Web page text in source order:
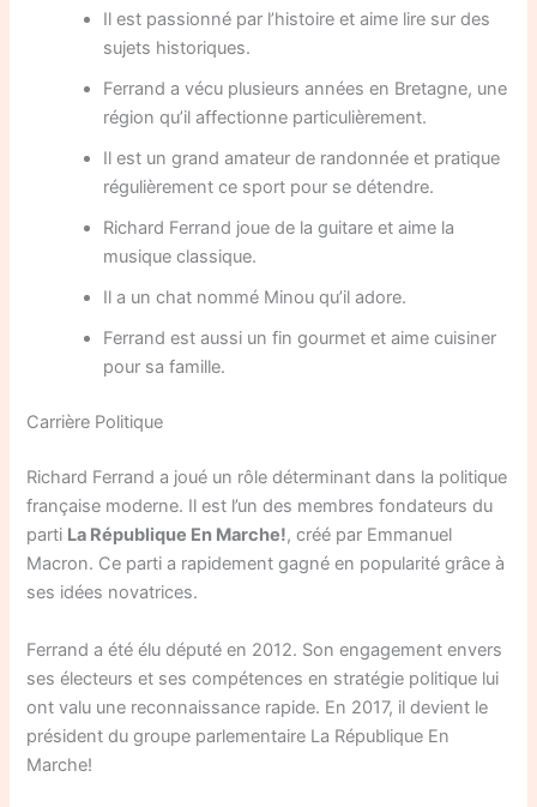
Il est passionné par l’histoire et aime lire sur des
sujets historiques.
Ferrand a vécu plusieurs années en Bretagne, une
région qu’il affectionne particulièrement.
Il est un grand amateur de randonnée et pratique
régulièrement ce sport pour se détendre.
Richard Ferrand joue de la guitare et aime la
musique classique.
Il a un chat nommé Minou qu’il adore.
Ferrand est aussi un fin gourmet et aime cuisiner
pour sa famille.
Carrière Politique
Richard Ferrand a joué un rôle déterminant dans la politique
française moderne. Il est l’un des membres fondateurs du
parti La République En Marche!, créé par Emmanuel
Macron. Ce parti a rapidement gagné en popularité grâce à
ses idées novatrices.
Ferrand a été élu député en 2012. Son engagement envers
ses électeurs et ses compétences en stratégie politique lui
ont valu une reconnaissance rapide. En 2017, il devient le
président du groupe parlementaire La République En
Marche!